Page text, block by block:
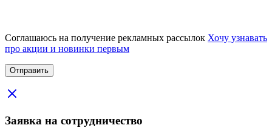
Соглашаюсь на получение рекламных рассылок Хочу узнавать
про акции и новинки первым
Заявка на сотрудничество